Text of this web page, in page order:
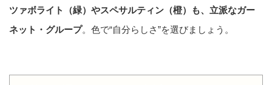
ツァボライト（緑）やスペサルティン（橙）も、立派なガー
ネット・グループ。色で“自分らしさ”を選びましょう。